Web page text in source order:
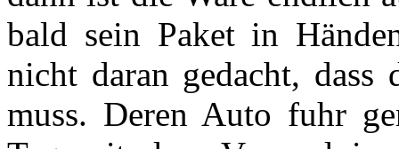
bald sein Paket in
nicht daran gedacht,
muss. Deren Auto fuhr